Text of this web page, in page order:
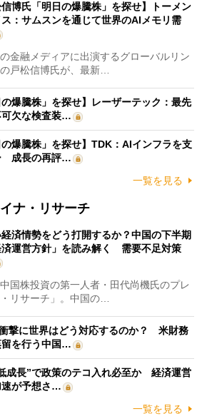
信博氏「明日の爆騰株」を探せ】トーメン
：サムスンを通じて世界のAIメモリ需
金融メディアに出演するグローバルリン
戸松信博氏が、最新…
の爆騰株」を探せ】レーザーテック：最先
可欠な検査装…
の爆騰株」を探せ】TDK：AIインフラを支
成長の再評…
一覧を見る
ナ・リサーチ
済情勢をどう打開するか？中国の下半期
済運営方針」を読み解く 需要不足対策
国株投資の第一人者・田代尚機氏のプレ
リサーチ」。中国の…
撃に世界はどう対応するのか？ 米財務
留を行う中国…
成長”で政策のテコ入れ必至か 経済運営
速が予想さ…
一覧を見る